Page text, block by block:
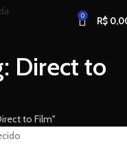
0 R$
Direct to
to Film"